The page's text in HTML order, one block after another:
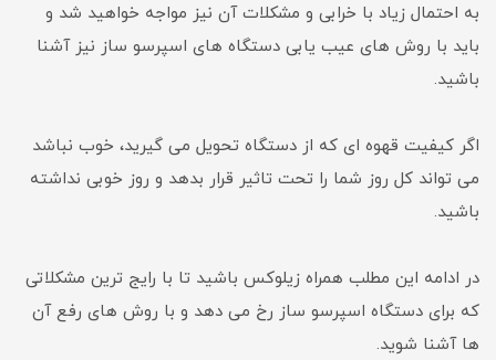
به احتمال زیاد با خرابی و مشکلات آن نیز مواجه خواهید شد و
باید با روش های عیب یابی دستگاه های اسپرسو ساز نیز آشنا
باشید.
اگر کیفیت قهوه ای که از دستگاه تحویل می گیرید، خوب نباشد
می تواند کل روز شما را تحت تاثیر قرار بدهد و روز خوبی نداشته
باشید.
در ادامه این مطلب همراه زیلوکس باشید تا با رایج ترین مشکلاتی
که برای دستگاه اسپرسو ساز رخ می دهد و با روش های رفع آن
ها آشنا شوید.